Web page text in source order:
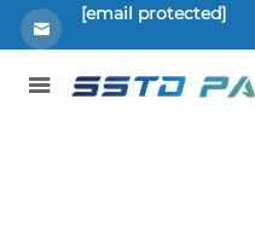
[email protected]